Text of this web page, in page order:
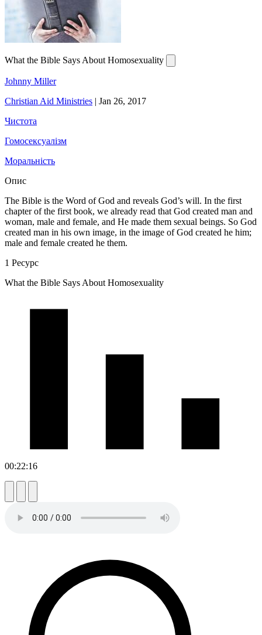
What the Bible Says About Homosexuality
Johnny Miller
Christian Aid Ministries | Jan 26, 2017
Чистота
Гомосексуалізм
Моральність
Опис
The Bible is the Word of God and reveals God’s will. In the first
chapter of the first book, we already read that God created man and
woman, male and fe­male, and He made them sexual beings. So God
cre­ated man in his own image, in the image of God creat­ed he him;
male and female created he them.
1 Ресурс
What the Bible Says About Homosexuality
00:22:16